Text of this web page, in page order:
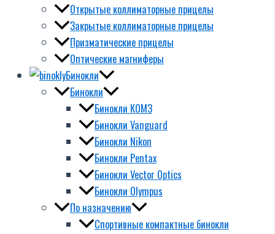
Открытые коллиматорные прицелы
Закрытые коллиматорные прицелы
Призматические прицелы
Оптические магниферы
Бинокли
Бинокли
Бинокли КОМЗ
Бинокли Vanguard
Бинокли Nikon
Бинокли Pentax
Бинокли Vector Optics
Бинокли Olympus
По назначению
Спортивные компактные бинокли